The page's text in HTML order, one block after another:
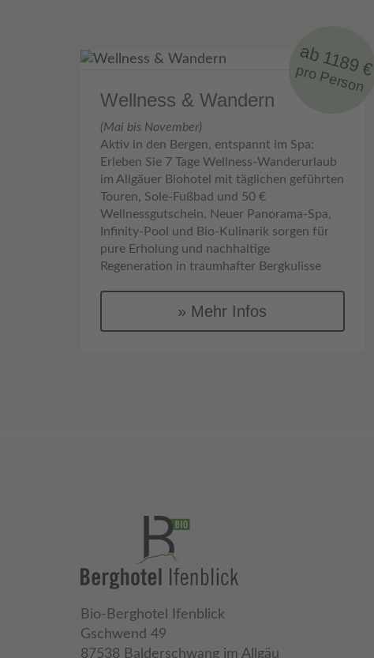
ab 1189 €
pro Person
Wellness & Wandern
(Mai bis November)
Aktiv in den Bergen, entspannt im Spa:
Erleben Sie 7 Tage Wellness-Wanderurlaub
im Allgäuer Biohotel mit täglichen geführten
Touren, Sole-Fußbad und 50 €
Wellnessgutschein. Neuer Panorama-Spa,
Infinity-Pool und Bio-Kulinarik sorgen für
pure Erholung und nachhaltige
Regeneration in traumhafter Bergkulisse
Mehr Infos
Bio-Berghotel Ifenblick
Gschwend 49
87538 Balderschwang im Allgäu